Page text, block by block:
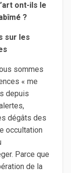
ont-ils le
?
sur les
sommes
« me
depuis
dégâts des
occultation
Parce que
de la